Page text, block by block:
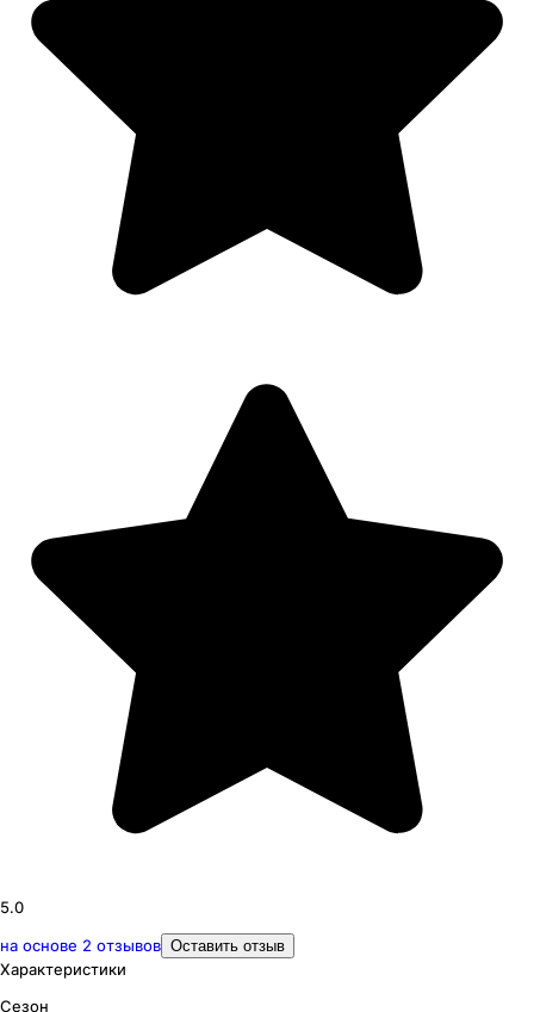
5.0
на основе 2 отзывов Оставить отзыв
Характеристики
Сезон